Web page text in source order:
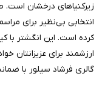
زیرکنیاهای درخشان است.
انتخابی بی‌نظیر برای
کرده است. این انگشتر با
ارزشمند برای عزیزانتان
گالری فرشاد سیلور با